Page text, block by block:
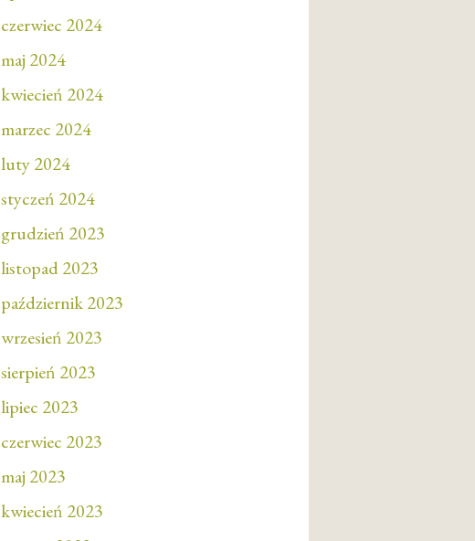
czerwiec 2024
maj 2024
kwiecień 2024
marzec 2024
luty 2024
styczeń 2024
grudzień 2023
listopad 2023
październik 2023
wrzesień 2023
sierpień 2023
lipiec 2023
czerwiec 2023
maj 2023
kwiecień 2023